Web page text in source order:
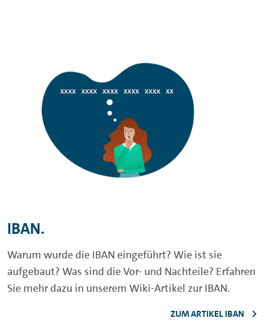
IBAN.
Warum wurde die IBAN eingeführt? Wie ist sie
aufgebaut? Was sind die Vor- und Nachteile? Erfahren
Sie mehr dazu in unserem Wiki-Artikel zur IBAN.
ZUM ARTIKEL IBAN